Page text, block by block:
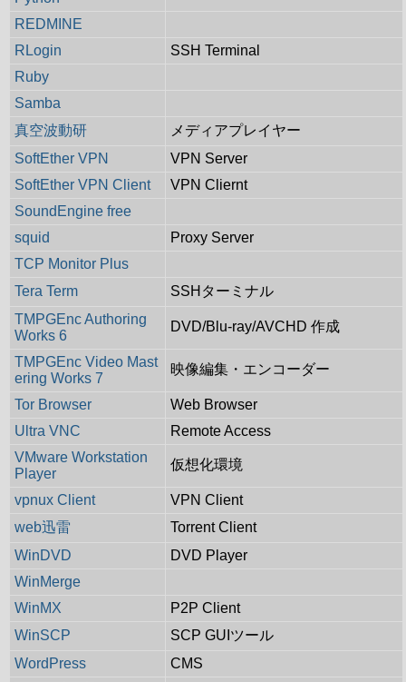
REDMINE
RLogin
SSH Terminal
Ruby
Samba
真空波動研
メディアプレイヤー
SoftEther VPN
VPN Server
SoftEther VPN Client
VPN Cliernt
SoundEngine free
squid
Proxy Server
TCP Monitor Plus
Tera Term
SSHターミナル
TMPGEnc Authoring
Works 6
DVD/Blu-ray/AVCHD 作成
TMPGEnc Video Mast
ering Works 7
映像編集・エンコーダー
Tor Browser
Web Browser
Ultra VNC
Remote Access
VMware Workstation
Player
仮想化環境
vpnux Client
VPN Client
web迅雷
Torrent Client
WinDVD
DVD Player
WinMerge
WinMX
P2P Client
WinSCP
SCP GUIツール
WordPress
CMS